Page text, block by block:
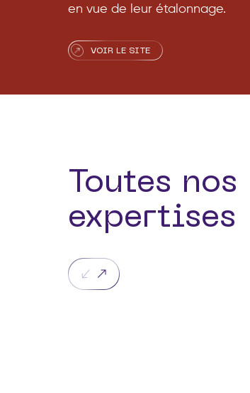
en vue de leur étalonnage.
VOIR LE SITE
Toutes nos
expertises